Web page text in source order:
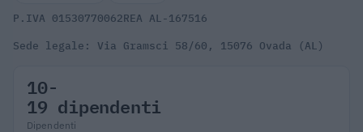
P.IVA 01530770062REA AL-167516
Sede legale: Via Gramsci 58/60, 15076 Ovada (AL)
10-
19 dipendenti
Dipendenti